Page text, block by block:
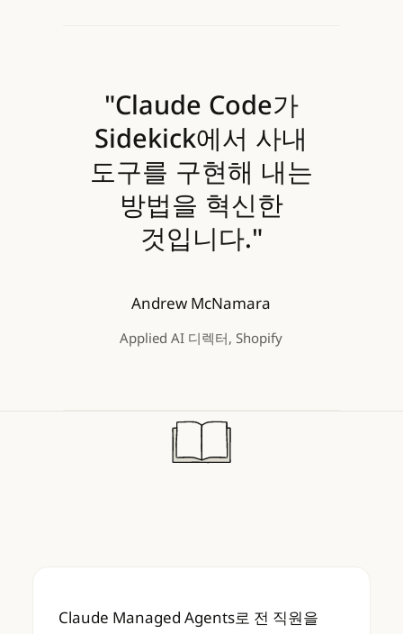
"Claude Code가
Sidekick에서 사내
도구를 구현해 내는
방법을 혁신한
것입니다."
Andrew McNamara
Applied AI 디렉터, Shopify
Claude Managed Agents로 전 직원을 빌더
Claude Managed Agents로 전 직원을